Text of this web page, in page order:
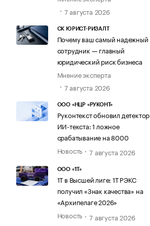
7 августа 2026
СК ЮРИСТ-РИЗАЛТ
Почему ваш самый надежный
сотрудник — главный
юридический риск бизнеса
Мнение эксперта
7 августа 2026
ООО «НЦР «РУКОНТ»
Руконтекст обновил детектор
ИИ-текста: 1 ложное
срабатывание на 8000
Новость
7 августа 2026
ООО «1Т»
1Т в Высшей лиге: 1Т РЭКС
получил «Знак качества» на
«Архипелаге 2026»
Новость
7 августа 2026